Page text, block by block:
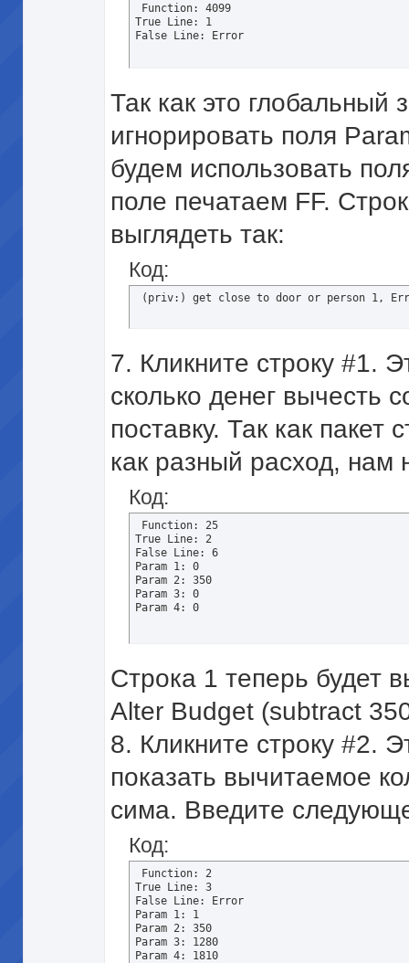
Function: 4099
True Line: 1
False Line: Error
Так как это
игнорировать поля
будем использовать
поле печатаем FF.
выглядеть так:
Код:
(priv:) get close to door or person 1,
7. Кликните строку #1.
сколько денег вычесть
поставку. Так как пакет
как разный расход,
Код:
Function: 25
True Line: 2
False Line: 6
Param 1: 0
Param 2: 350
Param 3: 0
Param 4: 0
Строка 1 теперь будет
Alter Budget (subtract
8. Кликните строку #2.
показать вычитаемое
сима. Введите
Код:
Function: 2
True Line: 3
False Line: Error
Param 1: 1
Param 2: 350
Param 3: 1280
Param 4: 1810